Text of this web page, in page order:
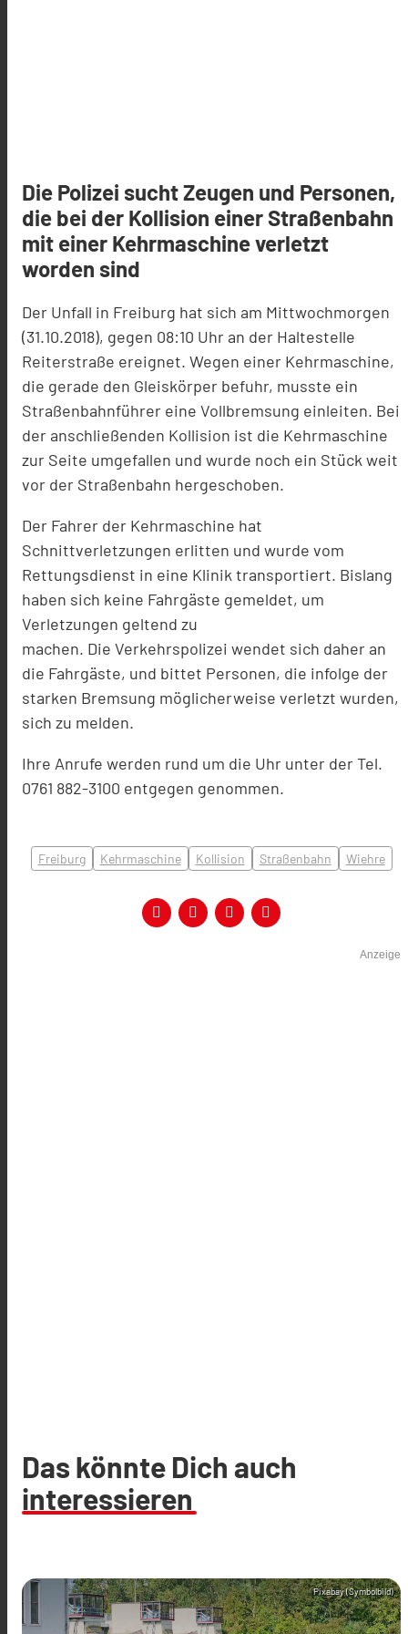
Die Polizei sucht Zeugen und Personen,
die bei der Kollision einer Straßenbahn
mit einer Kehrmaschine verletzt
worden sind
Der Unfall in Freiburg hat sich am Mittwochmorgen
(31.10.2018), gegen 08:10 Uhr an der Haltestelle
Reiterstraße ereignet. Wegen einer Kehrmaschine,
die gerade den Gleiskörper befuhr, musste ein
Straßenbahnführer eine Vollbremsung einleiten. Bei
der anschließenden Kollision ist die Kehrmaschine
zur Seite umgefallen und wurde noch ein Stück weit
vor der Straßenbahn hergeschoben.
Der Fahrer der Kehrmaschine hat
Schnittverletzungen erlitten und wurde vom
Rettungsdienst in eine Klinik transportiert. Bislang
haben sich keine Fahrgäste gemeldet, um
Verletzungen geltend zu
machen. Die Verkehrspolizei wendet sich daher an
die Fahrgäste, und bittet Personen, die infolge der
starken Bremsung möglicherweise verletzt wurden,
sich zu melden.
Ihre Anrufe werden rund um die Uhr unter der Tel.
0761 882-3100 entgegen genommen.
Freiburg Kehrmaschine Kollision Straßenbahn Wiehre
Anzeige
Das könnte Dich auch
interessieren
Pixabay (Symbolbild)